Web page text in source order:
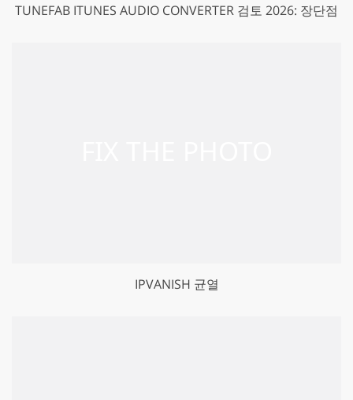
TUNEFAB ITUNES AUDIO CONVERTER 검토 2026: 장단점
IPVANISH 균열